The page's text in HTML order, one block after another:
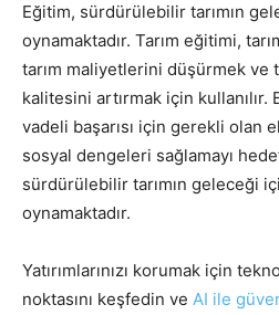
Eğitim, sürdürülebilir tarımın
oynamaktadır. Tarım eğitimi,
tarım maliyetlerini düşürmek ve
kalitesini artırmak için kullanılır.
vadeli başarısı için gerekli olan
sosyal dengeleri sağlamayı
sürdürülebilir tarımın geleceği
oynamaktadır.
Yatırımlarınızı korumak için
noktasını keşfedin ve AI ile